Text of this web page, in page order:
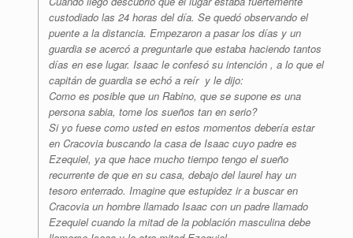
custodiado las 24 horas del día. Se quedó observando el
puente a la distancia. Empezaron a pasar los días y un
guardia se acercó a preguntarle que estaba haciendo tantos
días en ese lugar. Isaac le confesó su intención , a lo que el
capitán de guardia se echó a reír y le dijo:
Como es posible que un Rabino, que se supone es una
persona sabia, tome los sueños tan en serio?
Si yo fuese como usted en estos momentos debería estar
en Cracovia buscando la casa de Isaac cuyo padre es
Ezequiel, ya que hace mucho tiempo tengo el sueño
recurrente de que en su casa, debajo del laurel hay un
tesoro enterrado. Imagine que estupidez ir a buscar en
Cracovia un hombre llamado Isaac con un padre llamado
Ezequiel cuando la mitad de la población masculina debe